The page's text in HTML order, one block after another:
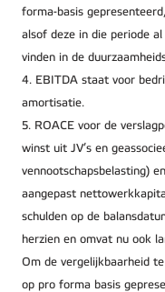
forma-basis
alsof deze in die periode
vinden in de
4. EBITDA staat voor
amortisatie.
5. ROACE voor de
winst uit JV’s en
vennootschapsbelasting)
aangepast
schulden op de
herzien en omvat nu ook
Om de vergelijkbaarheid
op pro forma basis